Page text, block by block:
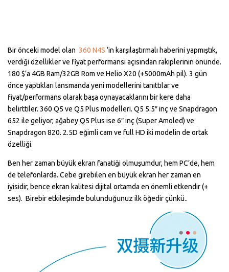
Bir önceki model olan 360 N4S ‘in karşılaştırmalı haberini yapmıştık,
verdiği özellikler ve fiyat performansı açısından rakiplerinin önünde.
180 $’a 4GB Ram/32GB Rom ve Helio X20 (+5000mAh pil). 3 gün
önce yaptıkları lansmanda yeni modellerini tanıttılar ve
fiyat/performans olarak başa oynayacaklarını bir kere daha
belirttiler. 360 Q5 ve Q5 Plus modelleri. Q5 5.5″ inç ve Snapdragon
652 ile geliyor, ağabey Q5 Plus ise 6″ inç (Super Amoled) ve
Snapdragon 820. 2.5D eğimli cam ve full HD iki modelin de ortak
özelliği.
Ben her zaman büyük ekran fanatiği olmuşumdur, hem PC’de, hem
de telefonlarda. Cebe girebilen en büyük ekran her zaman en
iyisidir, bence ekran kalitesi dijital ortamda en önemli etkendir (+
ses). Birebir etkileşimde bulunduğunuz ilk öğedir çünkü..